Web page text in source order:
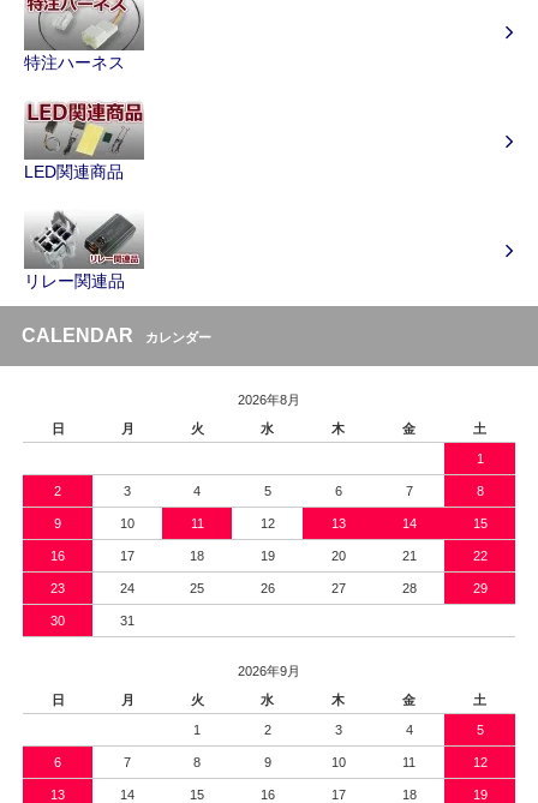
特注ハーネス
LED関連商品
リレー関連品
CALENDAR カレンダー
2026年8月
日
月 火 水 木 金 土
1
2 3 4 5 6 7 8
9 10 11 12 13 14 15
16 17 18 19 20 21 22
23 24 25 26 27 28 29
30 31
2026年9月
日
月 火 水 木 金 土
1 2 3 4 5
6 7 8 9 10 11 12
13 14 15 16 17 18 19